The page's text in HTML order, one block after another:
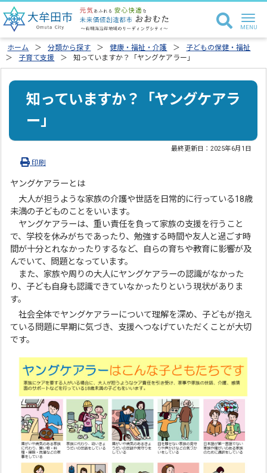
ホーム 分類から探す 健康・福祉・介護
子どもの保健・福祉
子育て支援
知っていますか？「ヤングケアラー」
知っていますか？「ヤングケアラ
ー」
最終更新日：2025年6月1日
印刷
ヤングケアラーとは
大人が担うような家族の介護や世話を日常的に行っている18歳
未満の子どものことをいいます。
ヤングケアラーは、重い責任を負って家族の支援を行うこと
で、学校を休みがちであったり、勉強する時間や友人と過ごす時
間が十分とれなかったりするなど、自らの育ちや教育に影響が及
んでいて、問題となっています。
また、家族や周りの大人にヤングケアラーの認識がなかった
り、子ども自身も認識できていなかったりという現状がありま
す。
社会全体でヤングケアラーについて理解を深め、子どもが抱え
ている問題に早期に気づき、支援へつなげていただくことが大切
です。